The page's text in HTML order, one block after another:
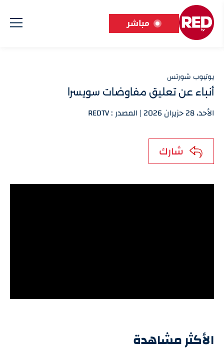
مباشر
يوتيوب شورتس
أنباء عن تعليق مفاوضات سويسرا
الأحد، 28 حزيران 2026 | المصدر : REDTV
شارك
الأكثر مشاهدة